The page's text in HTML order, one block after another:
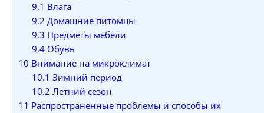
9.1 Влага
9.2 Домашние питомцы
9.3 Предметы мебели
9.4Обувь
10 Внимание на микроклимат
10.1 Зимний период
10.2 Летний сезон
11 Распространенные проблемы и способы их